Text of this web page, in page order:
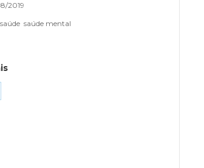
2019
saúde saúde mental